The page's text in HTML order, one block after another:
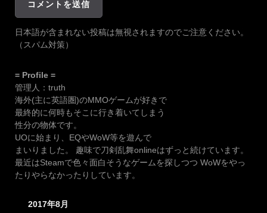
日本語が含まれない投稿は無視されますのでご注意ください。
（スパム対策）
= Profile =
管理人：truth
海外(主に英語圏)のMMOゲームが好きで
最終的に何時もそこに行き着いてしまう
性分の物体です。
UOに始まり、EQやWoW等を遊んで
まいりました。 趣味で刀剣乱舞onlineはずっと続けています。
最近はSteamで色々面白そうなゲームを探しつつ WoWをやっ
たりやらなかったりしています。
2017年8月